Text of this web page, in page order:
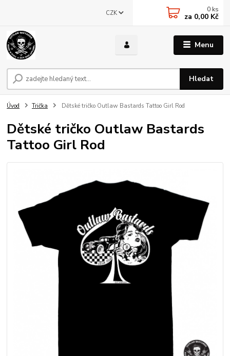
Menu
CZK
Hledat
0 ks
za 0,00 Kč
Úvod Trička Dětské tričko Outlaw Bastards Tattoo Girl Rod
Dětské tričko Outlaw Bastards
Tattoo Girl Rod